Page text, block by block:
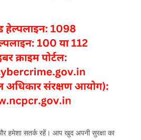
हमेशा सतर्क रहें। आप खुद अपनी सुरक्षा का